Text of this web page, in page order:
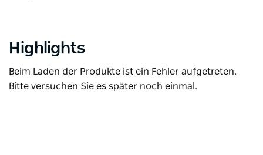
Highlights
Beim Laden der Produkte ist ein Fehler aufgetreten.
Bitte versuchen Sie es später noch einmal.